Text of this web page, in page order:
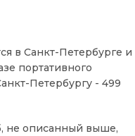
в Санкт-Петербурге и
портативного
Петербургу - 499
не описанный выше,